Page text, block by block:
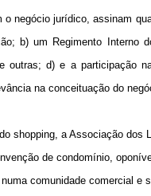
negócio jurídico, assinam
b) um Regimento Interno
outras; d) e a participação
na conceituação do
shopping, a Associação
de condomínio,
comunidade comercial e